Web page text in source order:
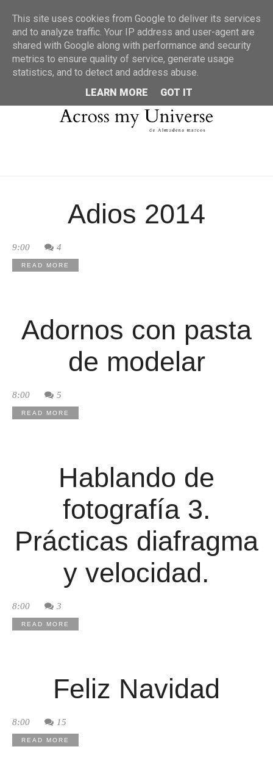
MENU
Adios 2014
9:00 4
READ MORE
Adornos con pasta
de modelar
8:00 5
READ MORE
Hablando de
fotografía 3.
Prácticas diafragma
y velocidad.
8:00 3
READ MORE
Feliz Navidad
8:00 15
READ MORE
This site uses cookies from Google to deliver its services
and to analyze traffic. Your IP address and user-agent are
shared with Google along with performance and security
metrics to ensure quality of service, generate usage
statistics, and to detect and address abuse.
LEARN MORE
GOT IT